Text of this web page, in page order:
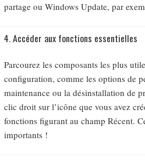
partage ou Windows Update, par
4. Accéder aux fonctions essentielles
Parcourez les composants les plus
configuration, comme les options de
maintenance ou la désinstallation de
clic droit sur l’icône que vous avez
fonctions figurant au champ Récent.
importants !